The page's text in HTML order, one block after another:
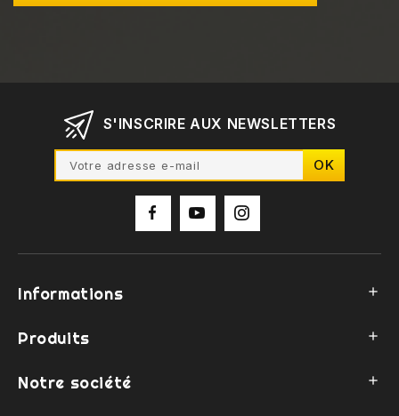
S'INSCRIRE AUX NEWSLETTERS
Informations 
Produits 
Notre société 